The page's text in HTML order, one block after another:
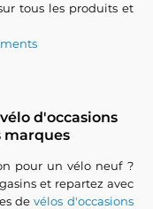
tous les produits et
d'occasions
marques
pour un vélo neuf ?
et repartez avec
devélos d'occasions